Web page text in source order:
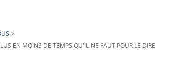
>
EN MOINS DE TEMPS QU'IL NE FAUT POUR LE DIRE